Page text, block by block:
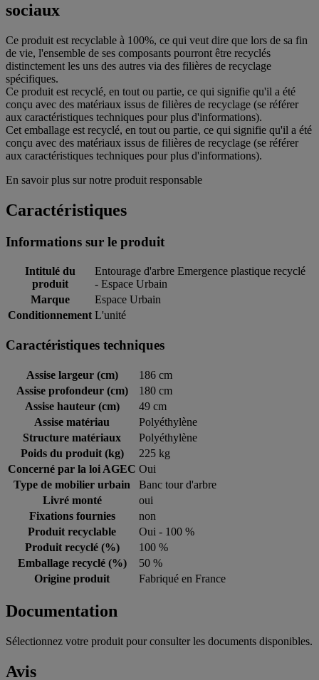
sociaux
Ce produit est recyclable à 100%, ce qui veut dire que lors de sa fin
de vie, l'ensemble de ses composants pourront être recyclés
distinctement les uns des autres via des filières de recyclage
spécifiques.
Ce produit est recyclé, en tout ou partie, ce qui signifie qu'il a été
conçu avec des matériaux issus de filières de recyclage (se référer
aux caractéristiques techniques pour plus d'informations).
Cet emballage est recyclé, en tout ou partie, ce qui signifie qu'il a été
conçu avec des matériaux issus de filières de recyclage (se référer
aux caractéristiques techniques pour plus d'informations).
En savoir plus sur notre produit responsable
Caractéristiques
Informations sur le produit
Intitulé du
produit
Entourage d'arbre Emergence plastique recyclé
- Espace Urbain
Marque
Espace Urbain
Conditionnement L'unité
Caractéristiques techniques
Assise largeur (cm)
186 cm
Assise profondeur (cm)
180 cm
Assise hauteur (cm)
49 cm
Assise matériau
Polyéthylène
Structure matériaux
Polyéthylène
Poids du produit (kg)
225 kg
Concerné par la loi AGEC Oui
Type de mobilier urbain
Banc tour d'arbre
Livré monté
oui
Fixations fournies
non
Produit recyclable
Oui - 100 %
Produit recyclé (%)
100 %
Emballage recyclé (%)
50 %
Origine produit
Fabriqué en France
Documentation
Sélectionnez votre produit pour consulter les documents disponibles.
Avis